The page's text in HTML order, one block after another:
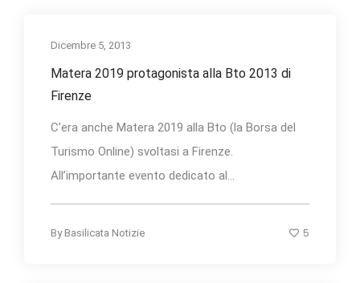
Dicembre 5, 2013
Matera 2019 protagonista alla Bto 2013 di
Firenze
C’era anche Matera 2019 alla Bto (la Borsa del
Turismo Online) svoltasi a Firenze.
All’importante evento dedicato al...
By Basilicata Notizie 5